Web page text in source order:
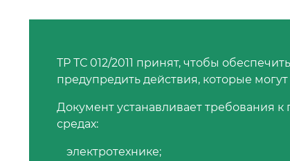
ТР ТС 012/2011 принят, чтобы
предупредить действия, которые
Документ устанавливает требования
средах:
электротехнике;